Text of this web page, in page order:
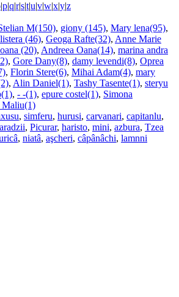
|p|q|r|s|t|u|v|w|x|y|z
M(150), giony (145), Mary lena(95),
(46), Geoga Rafte(32), Anne Marie
(20), Andreea Oana(14), marina andra
, Gore Dany(8), damy levendi(8), Oprea
, Florin Stere(6), Mihai Adam(4), mary
, Alin Daniel(1), Tashy Tasente(1), steryu
, - -(1), epure costel(1), Simona
Maliu(1)
, simferu, hurusi, carvanari, capitanlu,
, Picurar, haristo, mini, azbura, Tzea
, niatâ, aşcheri, câpânâchi, lamnni